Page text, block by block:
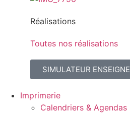
Réalisations
Toutes nos réalisations
SIMULATEUR ENSEIGNE
Imprimerie
Calendriers & Agendas